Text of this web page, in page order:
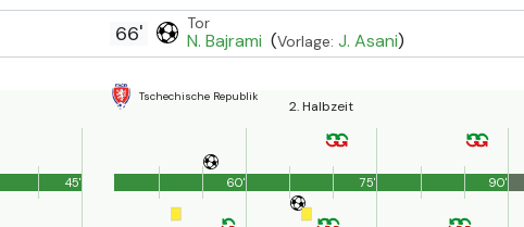
66'
Tor
N. Bajrami (Vorlage: J. Asani)
45'
Tschechische Republik
2. Halbzeit
90'
60' 75'